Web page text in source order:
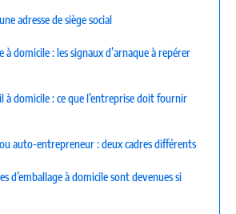
adresse de siège social
à domicile : les signaux d’arnaque à repérer
à domicile : ce que l’entreprise doit fournir
auto-entrepreneur : deux cadres différents
d’emballage à domicile sont devenues si